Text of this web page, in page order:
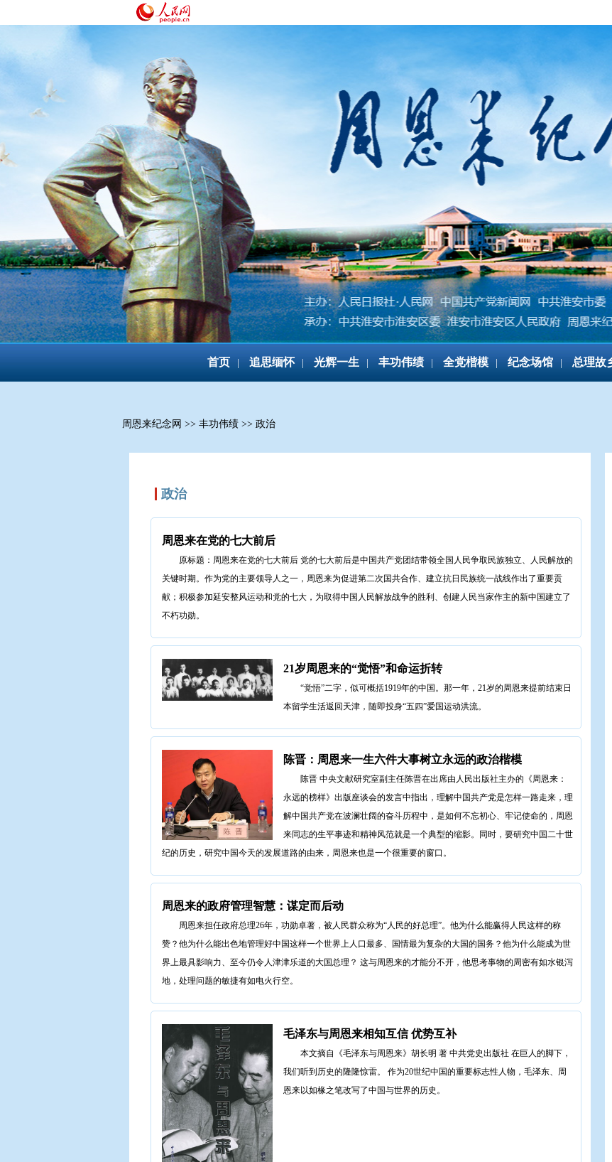
首页 追思缅怀 光辉一生 丰功伟绩 全党楷模 纪念场馆 总理故
周恩来纪念网 >> 丰功伟绩 >> 政治
政治
周恩来在党的七大前后
原标题：周恩来在党的七大前后 党的七大前后是中国共产党团结带领全国人民争取民族独立、人民解放的
关键时期。作为党的主要领导人之一，周恩来为促进第二次国共合作、建立抗日民族统一战线作出了重要贡
献；积极参加延安整风运动和党的七大，为取得中国人民解放战争的胜利、创建人民当家作主的新中国建立了
不朽功勋。
21岁周恩来的“觉悟”和命运折转
“觉悟”二字，似可概括1919年的中国。那一年，21岁的周恩来提前结束日
本留学生活返回天津，随即投身“五四”爱国运动洪流。
陈晋：周恩来一生六件大事树立永远的政治楷模
陈晋 中央文献研究室副主任陈晋在出席由人民出版社主办的《周恩来：
永远的榜样》出版座谈会的发言中指出，理解中国共产党是怎样一路走来，理
解中国共产党在波澜壮阔的奋斗历程中，是如何不忘初心、牢记使命的，周恩
来同志的生平事迹和精神风范就是一个典型的缩影。同时，要研究中国二十世
纪的历史，研究中国今天的发展道路的由来，周恩来也是一个很重要的窗口。
周恩来的政府管理智慧：谋定而后动
周恩来担任政府总理26年，功勋卓著，被人民群众称为“人民的好总理”。他为什么能赢得人民这样的称
赞？他为什么能出色地管理好中国这样一个世界上人口最多、国情最为复杂的大国的国务？他为什么能成为世
界上最具影响力、至今仍令人津津乐道的大国总理？ 这与周恩来的才能分不开，他思考事物的周密有如水银泻
地，处理问题的敏捷有如电火行空。
毛泽东与周恩来相知互信 优势互补
本文摘自《毛泽东与周恩来》胡长明 著 中共党史出版社 在巨人的脚下，
我们听到历史的隆隆惊雷。 作为20世纪中国的重要标志性人物，毛泽东、周
恩来以如椽之笔改写了中国与世界的历史。